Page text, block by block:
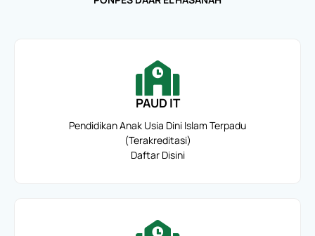
PAUD IT
Pendidikan Anak Usia Dini Islam Terpadu
(Terakreditasi)
Daftar Disini